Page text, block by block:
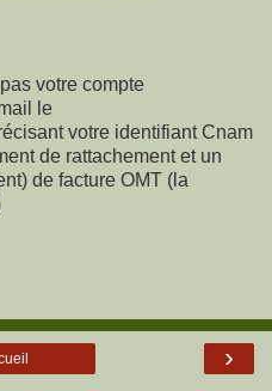
votre compte
le
votre identifiant Cnam
de rattachement et un
de facture OMT (la
›